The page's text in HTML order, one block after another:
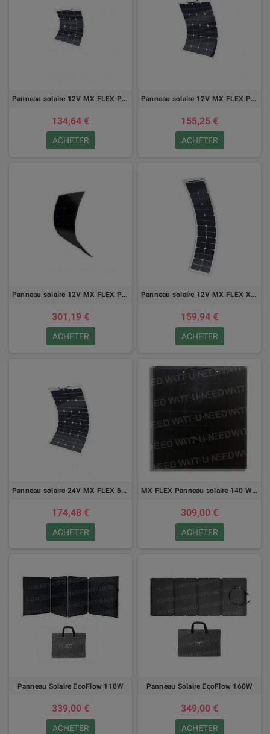
Panneau solaire 12V MX FLEX Protect 50Wc Back Contact
134,64 €
ACHETER
Panneau solaire 12V MX FLEX Protect 60Wc Back Contact
155,25 €
ACHETER
Panneau solaire 12V MX FLEX Protect Full Black 100Wc Back Contact
301,19 €
ACHETER
Panneau solaire 12V MX FLEX XTD PROTECT 50Wc
159,94 €
ACHETER
Panneau solaire 24V MX FLEX 60Wc Back Contact
174,48 €
ACHETER
MX FLEX Panneau solaire 140 Wc Full Black
309,00 €
ACHETER
Panneau Solaire EcoFlow 110W
339,00 €
ACHETER
Panneau Solaire EcoFlow 160W
349,00 €
ACHETER